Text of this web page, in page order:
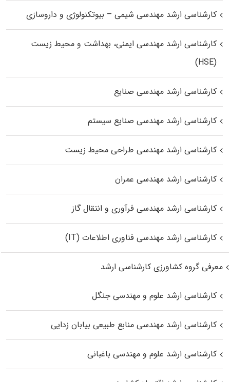
کارشناسی ارشد مهندسی شیمی – بیوتکنولوژی و داروسازی
کارشناسی ارشد مهندسی ایمنی، بهداشت و محیط زیست
(HSE)
کارشناسی ارشد مهندسی صنایع
کارشناسی ارشد مهندسی صنایع سیستم
کارشناسی ارشد مهندسی طراحی محیط زیست
کارشناسی ارشد مهندسی عمران
کارشناسی ارشد مهندسی فرآوری و انتقال گاز
کارشناسی ارشد مهندسی فناوری اطلاعات (IT)
معرفی گروه کشاورزی کارشناسی ارشد
کارشناسی ارشد علوم و مهندسی جنگل
کارشناسی ارشد مهندسی منابع طبیعی بیابان زدایی
کارشناسی ارشد علوم و مهندسی باغبانی